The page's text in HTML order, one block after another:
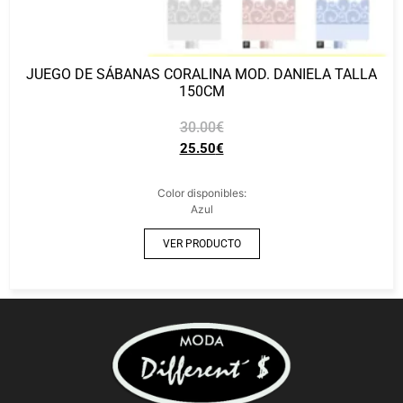
JUEGO DE SÁBANAS CORALINA MOD. DANIELA TALLA
150CM
30.00€
25.50€
Color disponibles:
Azul
VER PRODUCTO